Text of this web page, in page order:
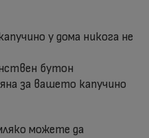
у дома никога не
бутон
за вашето капучино
можете да